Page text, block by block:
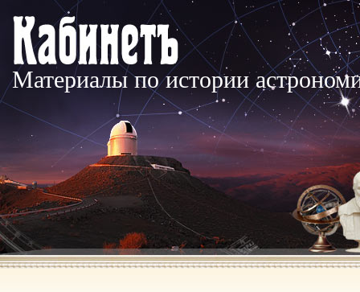
Материалы по истории